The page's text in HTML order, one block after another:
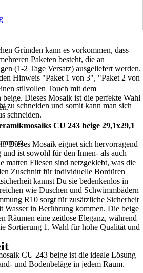
Gründen kann es vorkommen, dass
Paketen besteht, die an
(1-2 Tage Versatz) ausgeliefert werden.
Hinweis "Paket 1 von 3", "Paket 2 von
zu schneiden und somit kann man sich
schneiden.
stilvollen Touch mit dem
Dieses Mosaik ist die perfekte Wahl
CU 243 beige 29,1x29,1
Dieses Mosaik eignet sich hervorragend
ist sowohl für den Innen- als auch
matten Fliesen sind netzgeklebt, was die
Zuschnitt für individuelle Bordüren
kannst Du sie bedenkenlos in
wie Duschen und Schwimmbädern
R10 sorgt für zusätzliche Sicherheit
Wasser in Berührung kommen. Die beige
Räumen eine zeitlose Eleganz, während
Sortierung 1. Wahl für hohe Qualität und
CU 243 beige ist die ideale Lösung
und Bodenbeläge in jedem Raum.